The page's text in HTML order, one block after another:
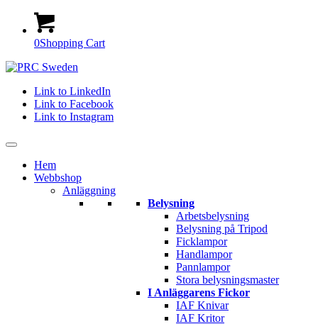
0Shopping Cart
Link to LinkedIn
Link to Facebook
Link to Instagram
Hem
Webbshop
Anläggning
Belysning
Arbetsbelysning
Belysning på Tripod
Ficklampor
Handlampor
Pannlampor
Stora belysningsmaster
I Anläggarens Fickor
IAF Knivar
IAF Kritor